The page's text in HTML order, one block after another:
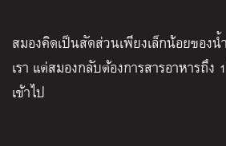
สมองคิดเป็นสัดส่วนเพียงเล็กน้อยของ
เรา แต่สมองกลับต้องการสารอาหารถึง
เข้าไป